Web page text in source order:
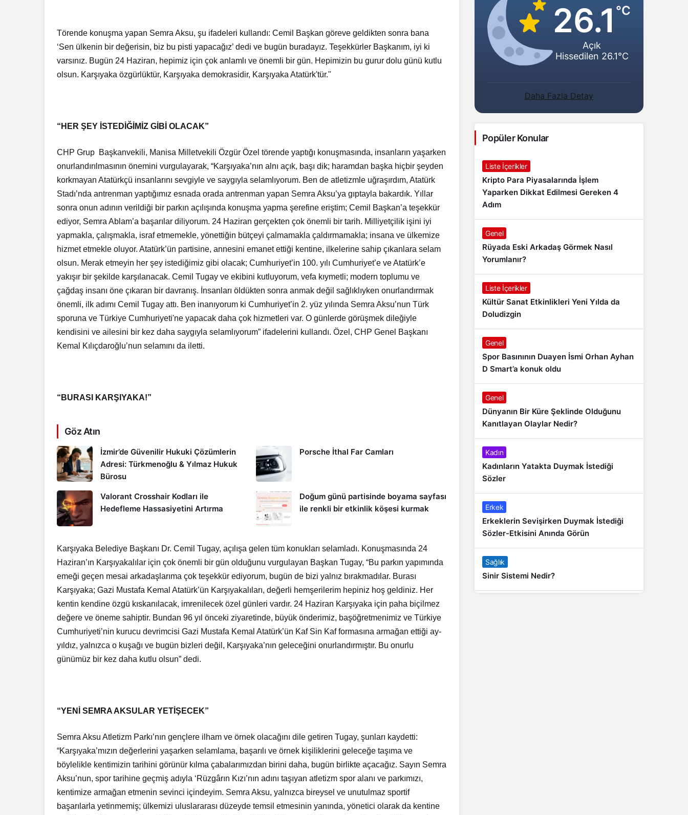
Törende konuşma yapan Semra Aksu, şu ifadeleri kullandı: Cemil Başkan göreve geldikten sonra bana
‘Sen ülkenin bir değerisin, biz bu pisti yapacağız’ dedi ve bugün buradayız. Teşekkürler Başkanım, iyi ki
varsınız. Bugün 24 Haziran, hepimiz için çok anlamlı ve önemli bir gün. Hepimizin bu gurur dolu günü kutlu
olsun. Karşıyaka özgürlüktür, Karşıyaka demokrasidir, Karşıyaka Atatürk'tür."
“HER ŞEY İSTEDİĞİMİZ GİBİ OLACAK”
CHP Grup Başkanvekili, Manisa Milletvekili Özgür Özel törende yaptığı konuşmasında, insanların yaşarken
onurlandırılmasının önemini vurgulayarak, “Karşıyaka’nın alnı açık, başı dik; haramdan başka hiçbir şeyden
korkmayan Atatürkçü insanlarını sevgiyle ve saygıyla selamlıyorum. Ben de atletizmle uğraşırdım, Atatürk
Stadı’nda antrenman yaptığımız esnada orada antrenman yapan Semra Aksu’ya gıptayla bakardık. Yıllar
sonra onun adının verildiği bir parkın açılışında konuşma yapma şerefine eriştim; Cemil Başkan’a teşekkür
ediyor, Semra Ablam’a başarılar diliyorum. 24 Haziran gerçekten çok önemli bir tarih. Milliyetçilik işini iyi
yapmakla, çalışmakla, israf etmemekle, yönettiğin bütçeyi çalmamakla çaldırmamakla; insana ve ülkemize
hizmet etmekle oluyor. Atatürk’ün partisine, annesini emanet ettiği kentine, ilkelerine sahip çıkanlara selam
olsun. Merak etmeyin her şey istediğimiz gibi olacak; Cumhuriyet’in 100. yılı Cumhuriyet’e ve Atatürk’e
yakışır bir şekilde karşılanacak. Cemil Tugay ve ekibini kutluyorum, vefa kıymetli; modern toplumu ve
çağdaş insanı öne çıkaran bir davranış. İnsanları öldükten sonra anmak değil sağlıklıyken onurlandırmak
önemli, ilk adımı Cemil Tugay attı. Ben inanıyorum ki Cumhuriyet’in 2. yüz yılında Semra Aksu’nun Türk
sporuna ve Türkiye Cumhuriyeti'ne yapacak daha çok hizmetleri var. O günlerde görüşmek dileğiyle
kendisini ve ailesini bir kez daha saygıyla selamlıyorum” ifadelerini kullandı. Özel, CHP Genel Başkanı
Kemal Kılıçdaroğlu’nun selamını da iletti.
“BURASI KARŞIYAKA!”
Göz Atın
İzmir’de Güvenilir Hukuki Çözümlerin
Adresi: Türkmenoğlu & Yılmaz Hukuk
Bürosu
Porsche İthal Far Camları
Valorant Crosshair Kodları ile
Hedefleme Hassasiyetini Artırma
Doğum günü partisinde boyama sayfası
ile renkli bir etkinlik köşesi kurmak
Karşıyaka Belediye Başkanı Dr. Cemil Tugay, açılışa gelen tüm konukları selamladı. Konuşmasında 24
Haziran’ın Karşıyakalılar için çok önemli bir gün olduğunu vurgulayan Başkan Tugay, “Bu parkın yapımında
emeği geçen mesai arkadaşlarıma çok teşekkür ediyorum, bugün de bizi yalnız bırakmadılar. Burası
Karşıyaka; Gazi Mustafa Kemal Atatürk’ün Karşıyakalıları, değerli hemşerilerim hepiniz hoş geldiniz. Her
kentin kendine özgü kıskanılacak, imrenilecek özel günleri vardır. 24 Haziran Karşıyaka için paha biçilmez
değere ve öneme sahiptir. Bundan 96 yıl önceki ziyaretinde, büyük önderimiz, başöğretmenimiz ve Türkiye
Cumhuriyeti’nin kurucu devrimcisi Gazi Mustafa Kemal Atatürk’ün Kaf Sin Kaf formasına armağan ettiği ay-
yıldız, yalnızca o kuşağı ve bugün bizleri değil, Karşıyaka’nın geleceğini onurlandırmıştır. Bu onurlu
günümüz bir kez daha kutlu olsun” dedi.
“YENİ SEMRA AKSULAR YETİŞECEK”
Semra Aksu Atletizm Parkı’nın gençlere ilham ve örnek olacağını dile getiren Tugay, şunları kaydetti:
“Karşıyaka’mızın değerlerini yaşarken selamlama, başarılı ve örnek kişiliklerini geleceğe taşıma ve
böylelikle kentimizin tarihini görünür kılma çabalarımızdan birini daha, bugün birlikte açacağız. Sayın Semra
Aksu’nun, spor tarihine geçmiş adıyla ‘Rüzgârın Kızı’nın adını taşıyan atletizm spor alanı ve parkımızı,
kentimize armağan etmenin sevinci içindeyim. Semra Aksu, yalnızca bireysel ve unutulmaz sportif
başarılarla yetinmemiş; ülkemizi uluslararası düzeyde temsil etmesinin yanında, yönetici olarak da kentine
26.1 °C
Açık
Hissedilen 26.1°C
Daha Fazla Detay
Popüler Konular
Liste İçerikler
Kripto Para Piyasalarında İşlem
Yaparken Dikkat Edilmesi Gereken 4
Adım
Genel
Rüyada Eski Arkadaş Görmek Nasıl
Yorumlanır?
Liste İçerikler
Kültür Sanat Etkinlikleri Yeni Yılda da
Doludizgin
Genel
Spor Basınının Duayen İsmi Orhan Ayhan
D Smart’a konuk oldu
Genel
Dünyanın Bir Küre Şeklinde Olduğunu
Kanıtlayan Olaylar Nedir?
Kadın
Kadınların Yatakta Duymak İstediği
Sözler
Erkek
Erkeklerin Sevişirken Duymak İstediği
Sözler-Etkisini Anında Görün
Sağlık
Sinir Sistemi Nedir?